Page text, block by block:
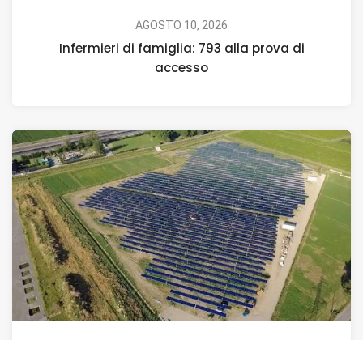
AGOSTO 10, 2026
Infermieri di famiglia: 793 alla prova di
accesso